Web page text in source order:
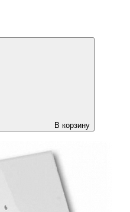
В корзину